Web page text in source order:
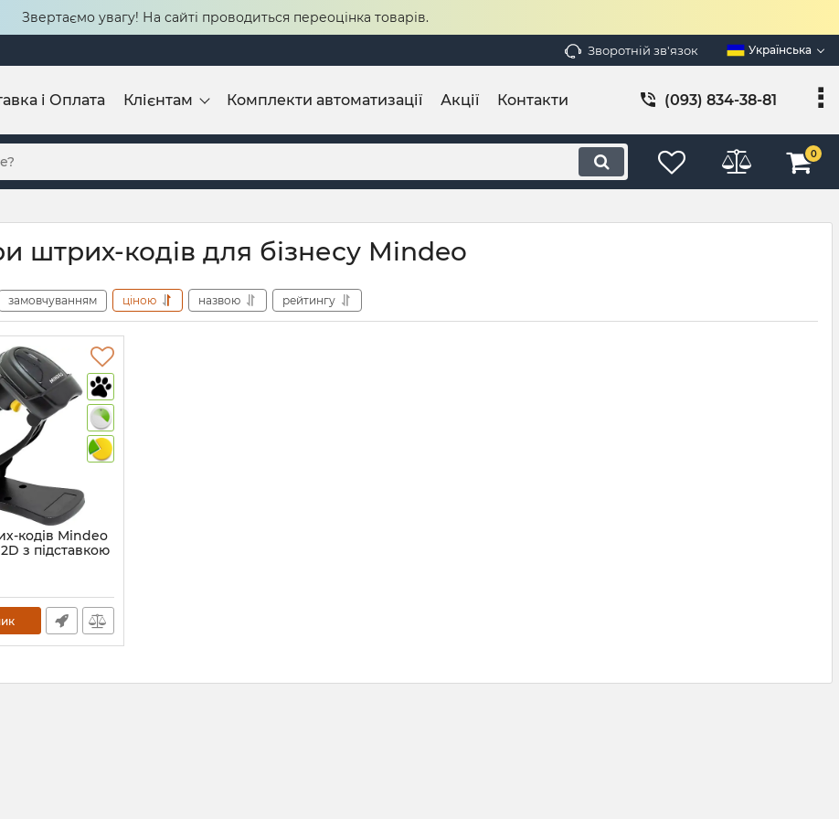
Звертаємо увагу! На сайті проводиться переоцінка товарів.
Зворотній зв'язок Українська
і Оплата Клієнтам Комплекти автоматизації Акції Контакти (093) 834-38-81
0
штрих-кодів для бізнесу Mindeo
замовчуванням ціною назвою рейтингу
кодів Mindeo
з підставкою